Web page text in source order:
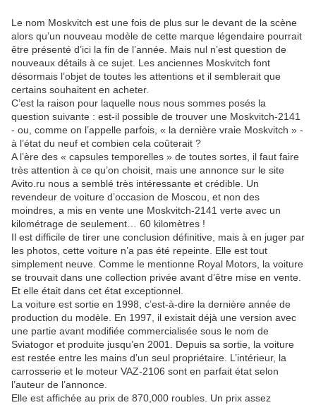
Le nom Moskvitch est une fois de plus sur le devant de la scène
alors qu’un nouveau modèle de cette marque légendaire pourrait
être présenté d’ici la fin de l’année. Mais nul n’est question de
nouveaux détails à ce sujet. Les anciennes Moskvitch font
désormais l’objet de toutes les attentions et il semblerait que
certains souhaitent en acheter.
C’est la raison pour laquelle nous nous sommes posés la
question suivante : est-il possible de trouver une Moskvitch-2141
- ou, comme on l’appelle parfois, « la dernière vraie Moskvitch » -
à l’état du neuf et combien cela coûterait ?
A l’ère des « capsules temporelles » de toutes sortes, il faut faire
très attention à ce qu’on choisit, mais une annonce sur le site
Avito.ru nous a semblé très intéressante et crédible. Un
revendeur de voiture d’occasion de Moscou, et non des
moindres, a mis en vente une Moskvitch-2141 verte avec un
kilométrage de seulement… 60 kilomètres !
Il est difficile de tirer une conclusion définitive, mais à en juger par
les photos, cette voiture n’a pas été repeinte. Elle est tout
simplement neuve. Comme le mentionne Royal Motors, la voiture
se trouvait dans une collection privée avant d’être mise en vente.
Et elle était dans cet état exceptionnel.
La voiture est sortie en 1998, c’est-à-dire la dernière année de
production du modèle. En 1997, il existait déjà une version avec
une partie avant modifiée commercialisée sous le nom de
Sviatogor et produite jusqu’en 2001. Depuis sa sortie, la voiture
est restée entre les mains d’un seul propriétaire. L’intérieur, la
carrosserie et le moteur VAZ-2106 sont en parfait état selon
l’auteur de l’annonce.
Elle est affichée au prix de 870,000 roubles. Un prix assez